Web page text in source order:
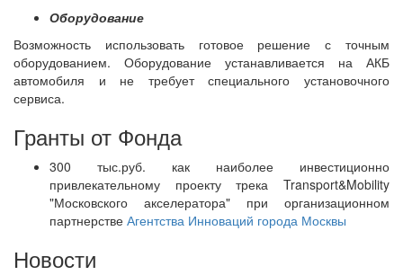
Оборудование
Возможность использовать готовое решение с точным
оборудованием. Оборудование устанавливается на АКБ
автомобиля и не требует специального установочного
сервиса.
Гранты от Фонда
300 тыс.руб. как наиболее инвестиционно
привлекательному проекту трека Transport&Mobility
"Московского акселератора" при организационном
партнерстве Агентства Инноваций города Москвы
Новости